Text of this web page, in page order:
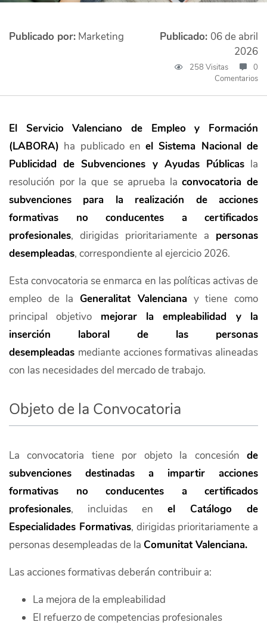
Publicado por: Marketing Publicado: 06 de abril
2026
258 Visitas
0
Comentarios
El Servicio Valenciano de Empleo y Formación
(LABORA) ha publicado enel Sistema Nacional de
Publicidad de Subvenciones y Ayudas Públicasla
resolución por la que se aprueba laconvocatoria de
subvenciones para la realización de acciones
formativas no conducentes a certificados
profesionales, dirigidas prioritariamente a personas
desempleadas, correspondiente al ejercicio 2026.
Esta convocatoria se enmarca en las políticas activas de
empleo de la Generalitat Valencianay tiene como
principal objetivo mejorar la empleabilidad y la
inserción laboral de las personas
desempleadas mediante acciones formativas alineadas
con las necesidades del mercado de trabajo.
Objeto de la Convocatoria
La convocatoria tiene por objeto la concesión de
subvenciones destinadas a impartir acciones
formativas no conducentes a certificados
profesionales, incluidas en el Catálogo de
Especialidades Formativas, dirigidas prioritariamente a
personas desempleadas de la Comunitat Valenciana.
Las acciones formativas deberán contribuir a:
La mejora de la empleabilidad
El refuerzo de competencias profesionales